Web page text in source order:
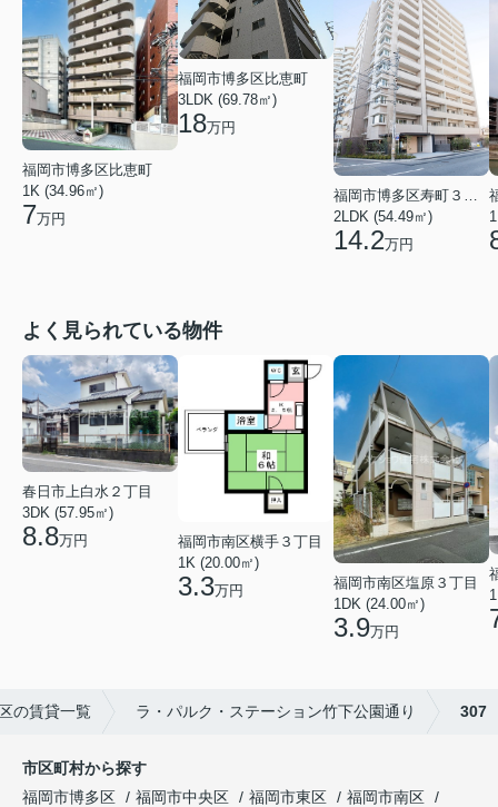
福岡市博多区比恵町
1K (34.96㎡)
7万円
福岡市博多区比恵町
3LDK (69.78㎡)
18万円
2LDK (54.49㎡)
14.2万円
よく見られている物件
春日市上白水２丁目
3DK (57.95㎡)
8.8万円
福岡市南区横手３丁目
1K (20.00㎡)
3.3万円
福岡市南区塩原３丁目
1DK (24.00㎡)
3.9万円
の賃貸一覧 ラ・パルク・ステーション竹下公園通り 307
市区町村から探す
福岡市博多区
福岡市中央区 福岡市東区
福岡市南区